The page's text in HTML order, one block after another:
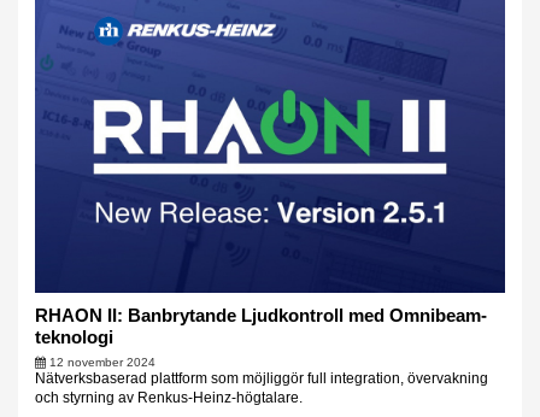
RHAON II: Banbrytande Ljudkontroll med Omnibeam-
teknologi
12 november 2024
Nätverksbaserad plattform som möjliggör full integration, övervakning
och styrning av Renkus-Heinz-högtalare.